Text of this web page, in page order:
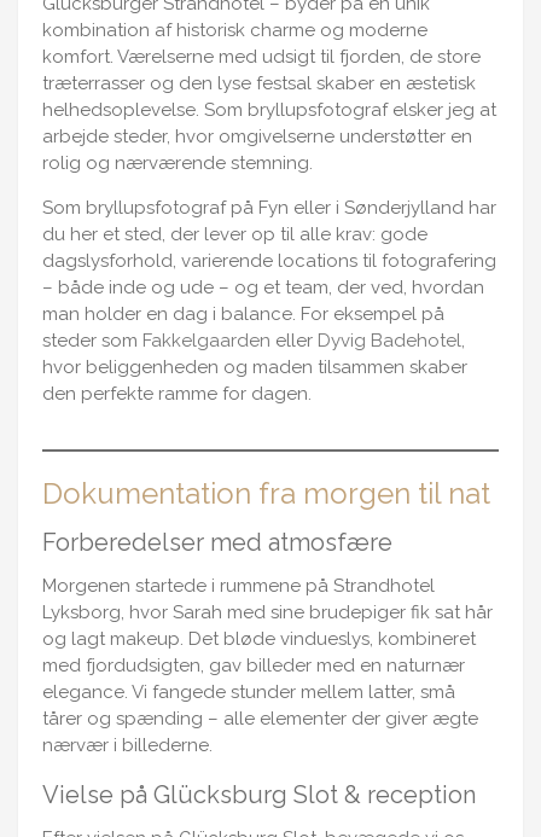
kombination af historisk charme og moderne
komfort. Værelserne med udsigt til fjorden, de store
træterrasser og den lyse festsal skaber en æstetisk
helhedsoplevelse. Som bryllupsfotograf elsker jeg at
arbejde steder, hvor omgivelserne understøtter en
rolig og nærværende stemning.
Som bryllupsfotograf på Fyn eller i Sønderjylland har
du her et sted, der lever op til alle krav: gode
dagslysforhold, varierende locations til fotografering
– både inde og ude – og et team, der ved, hvordan
man holder en dag i balance. For eksempel på
steder som Fakkelgaarden eller Dyvig Badehotel,
hvor beliggenheden og maden tilsammen skaber
den perfekte ramme for dagen.
Dokumentation fra morgen til nat
Forberedelser med atmosfære
Morgenen startede i rummene på Strandhotel
Lyksborg, hvor Sarah med sine brudepiger fik sat hår
og lagt makeup. Det bløde vindueslys, kombineret
med fjordudsigten, gav billeder med en naturnær
elegance. Vi fangede stunder mellem latter, små
tårer og spænding – alle elementer der giver ægte
nærvær i billederne.
Vielse på Glücksburg Slot & reception